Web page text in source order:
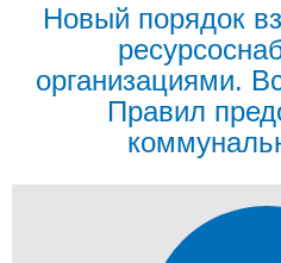
Новый порядок
организациями.
Правил